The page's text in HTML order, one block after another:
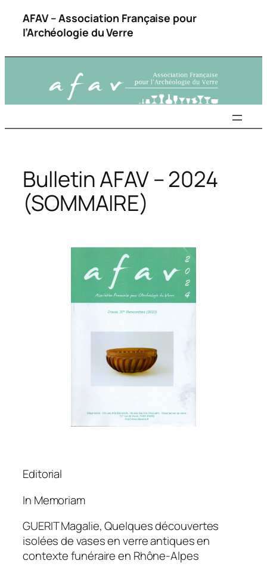
Aller
contenu
AFAV – Association Française pour
l’Archéologie du Verre
Bulletin AFAV – 2024
(SOMMAIRE)
Editorial
In Memoriam
GUERIT Magalie, Quelques découvertes
isolées de vases en verre antiques en
contexte funéraire en Rhône-Alpes